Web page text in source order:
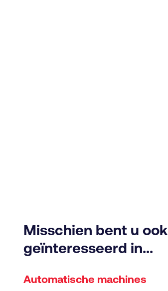
Misschien bent u ook
geïnteresseerd in...
Automatische machines